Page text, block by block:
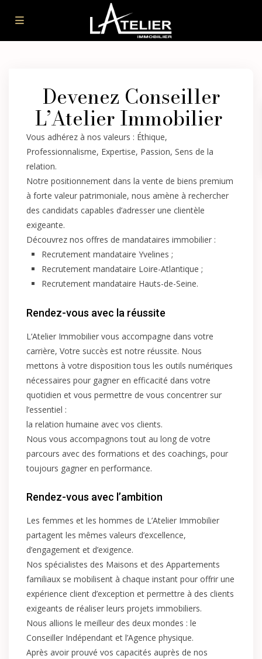
Devenez Conseiller
L’Atelier Immobilier ​
Vous adhérez à nos valeurs : Éthique,
Professionnalisme, Expertise, Passion, Sens de la
relation.
Notre positionnement dans la vente de biens premium
à forte valeur patrimoniale, nous amène à rechercher
des candidats capables d’adresser une clientèle
exigeante.
Découvrez nos offres de mandataires immobilier :
Recrutement mandataire Yvelines ;
Recrutement mandataire Loire-Atlantique ;
Recrutement mandataire Hauts-de-Seine.
Rendez-vous avec la réussite
L‘Atelier Immobilier vous accompagne dans votre
carrière, Votre succès est notre réussite. Nous
mettons à votre disposition tous les outils numériques
nécessaires pour gagner en efficacité dans votre
quotidien et vous permettre de vous concentrer sur
l’essentiel :
la relation humaine avec vos clients.
Nous vous accompagnons tout au long de votre
parcours avec des formations et des coachings, pour
toujours gagner en performance.
Rendez-vous avec l’ambition
Les femmes et les hommes de L’Atelier Immobilier
partagent les mêmes valeurs d’excellence,
d’engagement et d’exigence.
Nos spécialistes des Maisons et des Appartements
familiaux se mobilisent à chaque instant pour offrir une
expérience client d’exception et permettre à des clients
exigeants de réaliser leurs projets immobiliers.
Nous allions le meilleur des deux mondes : le
Conseiller Indépendant et l’Agence physique.
Après avoir prouvé vos capacités auprès de nos